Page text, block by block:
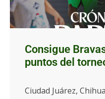
Consigue
puntos del
Ciudad Juárez,